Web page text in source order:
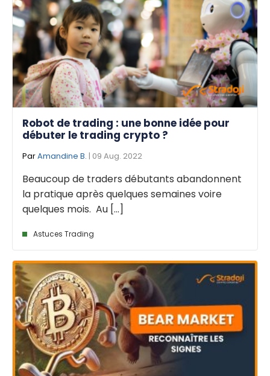
Robot de trading : une bonne idée pour
débuter le trading crypto ?
ParAmandine B. | 09 Aug. 2022
Beaucoup de traders débutants abandonnent
la pratique après quelques semaines voire
quelques mois. Au [...]
Astuces Trading